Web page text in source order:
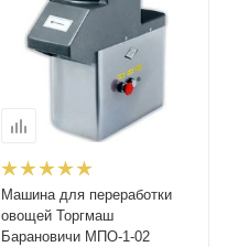
Машина для переработки
овощей Торгмаш
Барановичи МПО-1-02